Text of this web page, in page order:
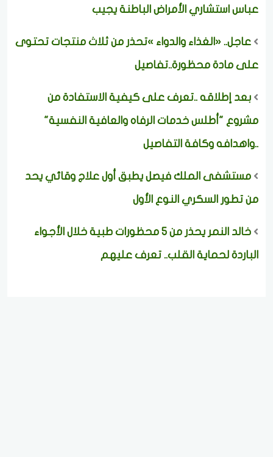
عباس استشاري الأمراض الباطنة يجيب
عاجل.. «الغذاء والدواء »تحذر من ثلاث منتجات تحتوى
على مادة محظورة..تفاصيل
بعد إطلاقه ..تعرف على كيفية الاستفادة من
مشروع "أطلس خدمات الرفاه والعافية النفسية"
..واهدافه وكافة التفاصيل
مستشفى الملك فيصل يطبق أول علاج وقائي يحد
من تطور السكري النوع الأول
خالد النمر يحذر من 5 محظورات طبية خلال الأجواء
الباردة لحماية القلب.. تعرف عليهم